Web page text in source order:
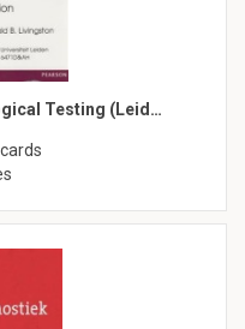
Testing (Leid…